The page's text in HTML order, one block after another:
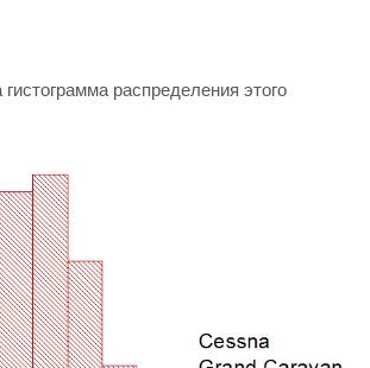
распределения этого